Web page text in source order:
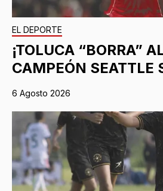
EL DEPORTE
¡TOLUCA “BORRA”
CAMPEÓN SEATTLE
6 Agosto 2026